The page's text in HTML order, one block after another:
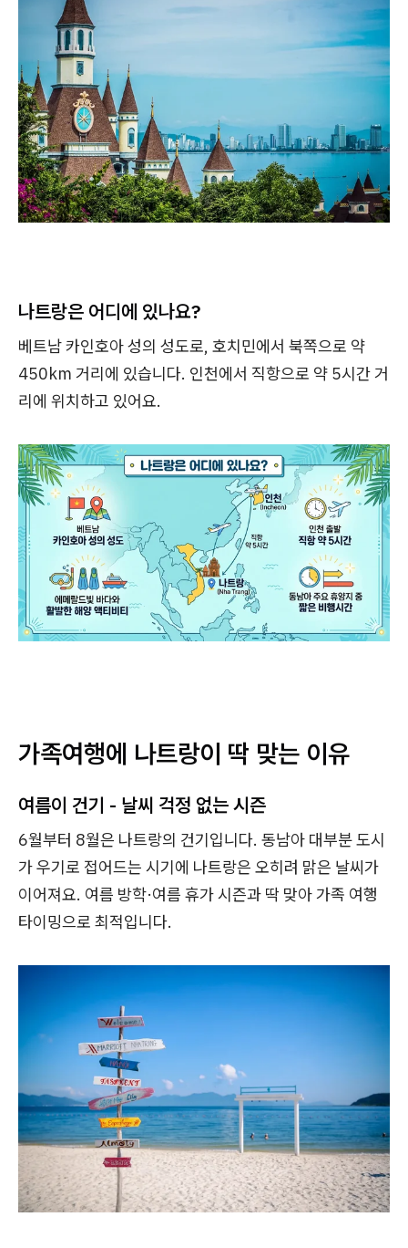
나트랑은 어디에 있나요?
베트남 카인호아 성의 성도로, 호치민에서 북쪽으로 약
450km 거리에 있습니다. 인천에서 직항으로 약 5시간 거
리에 위치하고 있어요.
가족여행에 나트랑이 딱 맞는 이유
여름이 건기 - 날씨 걱정 없는 시즌
6월부터 8월은 나트랑의 건기입니다. 동남아 대부분 도시
가 우기로 접어드는 시기에 나트랑은 오히려 맑은 날씨가
이어져요. 여름 방학·여름 휴가 시즌과 딱 맞아 가족 여행
타이밍으로 최적입니다.